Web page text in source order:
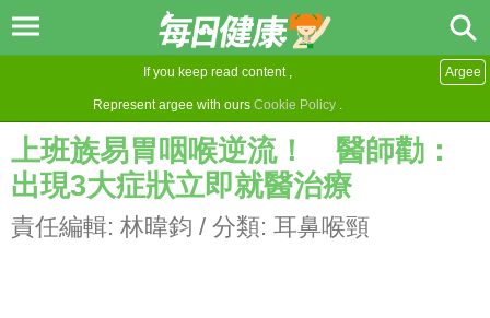
If you keep read content ,
Represent argee with ours Cookie Policy .
Argee
上班族易胃咽喉逆流！ 醫師勸：
出現3大症狀立即就醫治療
責任編輯: 林暐鈞 / 分類: 耳鼻喉頸